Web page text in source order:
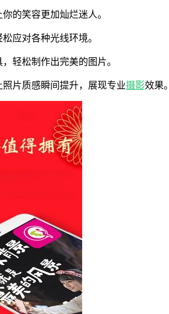
的笑容更加灿烂迷人。
应对各种光线环境。
轻松制作出完美的图片。
片质感瞬间提升，展现专业摄影效果。